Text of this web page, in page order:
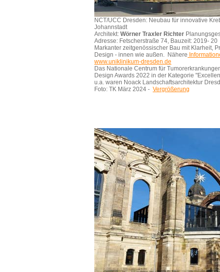
NCT/UCC Dresden: Neubau für innovative
Johannstadt
Architekt: Wörner Traxler Richter
Adresse: Fetscherstraße 74, Bauzeit: 2019- 20
Markanter zeitgenössischer Bau mit Klarheit,
Design - innen wie außen. Nähere
www.uniklinikum-dresden.de
Das Nationale Centrum für
Design Awards 2022 in der Kategorie
u.a. waren Noack Landschaftsarchitektur
Foto: TK März 2024 - Vergrößerung